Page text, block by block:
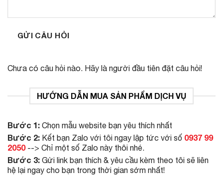
GỬI CÂU HỎI
Chưa có câu hỏi nào. Hãy là người đầu tiên đặt câu hỏi!
HƯỚNG DẪN MUA SẢN PHẨM DỊCH VỤ
Bước 1: Chọn mẫu website bạn yêu thích nhất
Bước 2: Kết bạn Zalo với tôi ngay lập tức với số 0937 99
2050--> Chỉ một số Zalo này thôi nhé.
Bước 3: Gửi link bạn thích & yêu cầu kèm theo tôi sẽ liên
hệ lại ngay cho bạn trong thời gian sớm nhất!